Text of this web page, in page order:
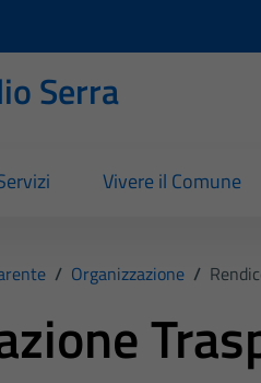
Serra
Vivere il Comune
/ Organizzazione /